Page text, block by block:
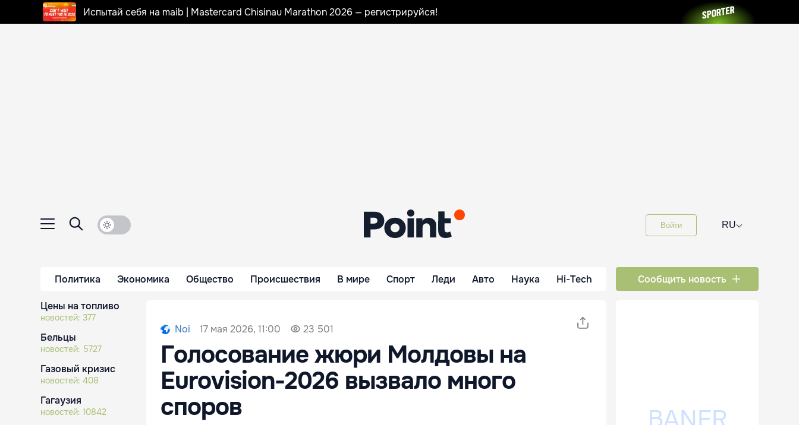
Испытай себя на maib | Mastercard Chisinau Marathon 2026 — регистрируйся!
Войти RU⌵
Политика Экономика Общество Происшествия В мире Спорт Леди Авто Наука Hi-Tech Сообщить новость
Цены на топливо
новостей: 377
Бельцы
новостей: 5727
Газовый кризис
новостей: 408
Гагаузия
новостей: 10842
Noi 17 мая 2026, 11:00 23 501
Голосование жюри Молдовы на
Eurovision-2026 вызвало много
споров